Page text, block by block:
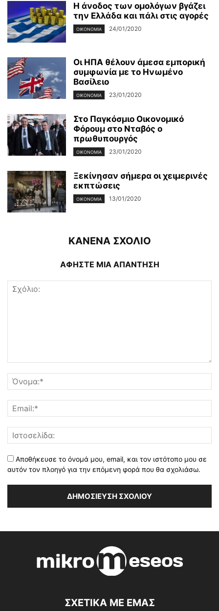
Η άνοδος των ομολόγων βγάζει
την Ελλάδα και πάλι στις αγορές
ΟΙΚΟΝΟΜΊΑ 24/01/2020
Οι ΗΠΑ θέλουν άμεσα εμπορική
συμφωνία με το Ηνωμένο
Βασίλειο
ΟΙΚΟΝΟΜΊΑ 23/01/2020
Στο Παγκόσμιο Οικονομικό
Φόρουμ στο Νταβός ο
πρωθυπουργός
ΟΙΚΟΝΟΜΊΑ 23/01/2020
Ξεκίνησαν σήμερα οι χειμερινές
εκπτώσεις
ΟΙΚΟΝΟΜΊΑ 13/01/2020
ΚΑΝΕΝΑ ΣΧΟΛΙΟ
ΑΦΗΣΤΕ ΜΙΑ ΑΠΑΝΤΗΣΗ
Αποθήκευσε το όνομά μου, email, και τον ιστότοπο μου σε
αυτόν τον πλοηγό για την επόμενη φορά που θα σχολιάσω.
ΣΧΕΤΙΚΑ ΜΕ ΕΜΑΣ